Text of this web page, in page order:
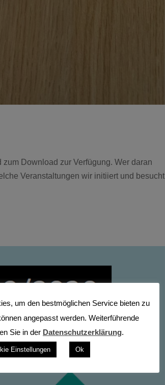
Download zur Verfügung. Wer daran
Veranstaltungen wir initiiert und besucht
um den bestmöglichen Service bieten zu
angepasst werden. Weiterführende
Sie in der Datenschutzerklärung.
Einstellungen Ok